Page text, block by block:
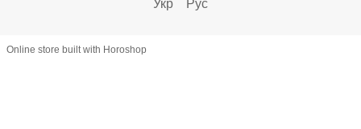
Укр Рус
Online store built with Horoshop